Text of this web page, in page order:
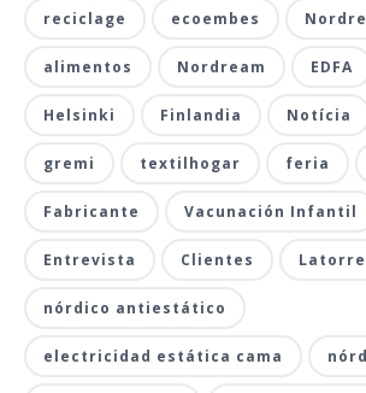
reciclage ecoembes
alimentos Nordream EDFA
Helsinki Finlandia Notícia
gremi textilhogar feria
Fabricante Vacunación Infantil
Entrevista Clientes
nórdico antiestático
electricidad estática cama